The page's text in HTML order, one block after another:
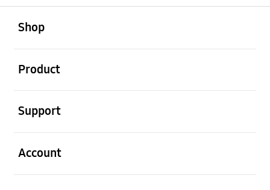
Shop
Product
Support
Account